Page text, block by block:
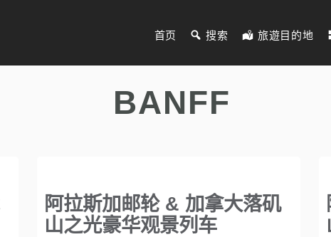
首页 搜索 旅遊目的地
BANFF
阿拉斯加邮轮 & 加拿大落矶
山之光豪华观景列车